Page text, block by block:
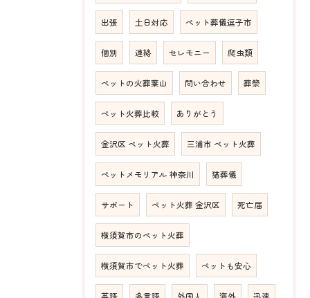
出張 土日対応 ペット葬儀逗子市
個別 連絡 セレモニー 爬虫類
ペットの火葬葉山 問い合わせ 葬祭
ペット火葬比較 ありがとう
金沢区 ペット火葬 三浦市 ペット火葬
ペットメモリアル 神奈川 猫葬儀
サポート ペット火葬 金沢区 死亡届
横須賀市のペット火葬
横須賀市でペット火葬 ペットも安心
英語 多言語 外国人 海外 迅速